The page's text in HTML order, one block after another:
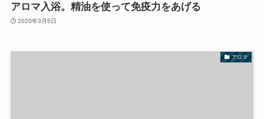
アロマ入浴。精油を使って免疫力をあげる
2020年3月5日
アロマ